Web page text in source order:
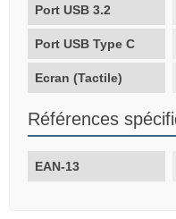
Port USB 3.2
Port USB Type C
Ecran (Tactile)
Références
EAN-13